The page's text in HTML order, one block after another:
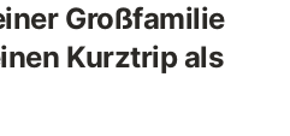
Großfamilie
Kurztrip als